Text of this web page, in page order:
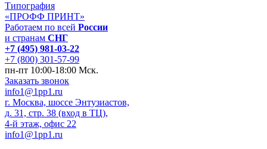
Типография
«ПРОФФ ПРИНТ»
Работаем по всей России
и странам СНГ
+7 (495) 981-03-22
+7 (800) 301-57-99
пн-пт 10:00-18:00 Мск.
Заказать звонок
info1@1pp1.ru
г. Москва, шоссе Энтузиастов,
д. 31, стр. 38 (вход в ТЦ),
4-й этаж, офис 22
info1@1pp1.ru